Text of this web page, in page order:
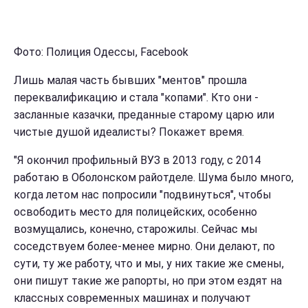
Фото: Полиция Одессы, Facebook
Лишь малая часть бывших "ментов" прошла
переквалификацию и стала "копами". Кто они -
засланные казачки, преданные старому царю или
чистые душой идеалисты? Покажет время.
"Я окончил профильный ВУЗ в 2013 году, с 2014
работаю в Оболонском райотделе. Шума было много,
когда летом нас попросили "подвинуться", чтобы
освободить место для полицейских, особенно
возмущались, конечно, старожилы. Сейчас мы
соседствуем более-менее мирно. Они делают, по
сути, ту же работу, что и мы, у них такие же смены,
они пишут такие же рапорты, но при этом ездят на
классных современных машинах и получают